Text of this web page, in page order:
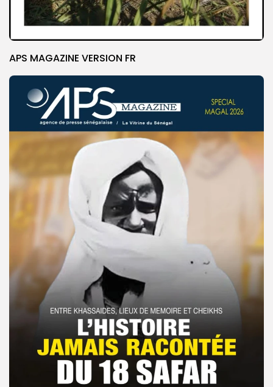
APS MAGAZINE VERSION FR